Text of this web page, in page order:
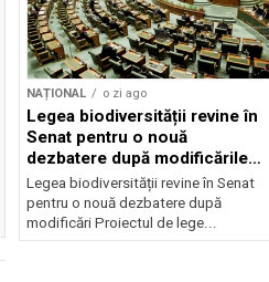
NAȚIONAL o zi ago
Legea biodiversității revine în
Senat pentru o nouă
dezbatere după modificările
deputaților
Legea biodiversității revine în Senat
pentru o nouă dezbatere după
modificări Proiectul de lege...